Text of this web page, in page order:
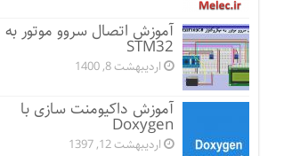
آموزش اتصال سروو موتور به
STM32
اردیبهشت 8, 1400
آموزش داکیومنت سازی با
Doxygen
اردیبهشت 12, 1397